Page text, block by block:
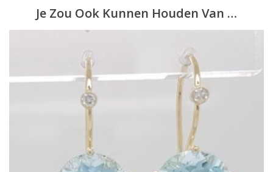
Je Zou Ook Kunnen Houden Van …